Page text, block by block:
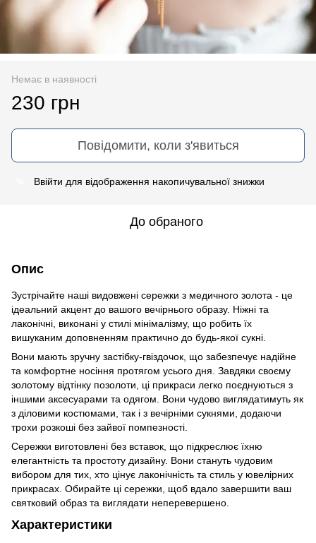
Немає в наявності
230 грн
Повідомити, коли з'явиться
Ввійти для відображення накопичувальної знижки
До обраного
Опис
Зустрічайте наші видовжені сережки з медичного золота - це
ідеальний акцент до вашого вечірнього образу. Ніжні та
лаконічні, виконані у стилі мінімалізму, що робить їх
вишуканим доповненням практично до будь-якої сукні.
Вони мають зручну застібку-гвіздочок, що забезпечує надійне
та комфортне носіння протягом усього дня. Завдяки своєму
золотому відтінку позолоти, ці прикраси легко поєднуються з
іншими аксесуарами та одягом. Вони чудово виглядатимуть як
з діловими костюмами, так і з вечірніми сукнями, додаючи
трохи розкоші без зайвої помпезності.
Сережки виготовлені без вставок, що підкреслює їхню
елегантність та простоту дизайну. Вони стануть чудовим
вибором для тих, хто цінує лаконічність та стиль у ювелірних
прикрасах. Обирайте ці сережки, щоб вдало завершити ваш
святковий образ та виглядати неперевершено.
Характеристики